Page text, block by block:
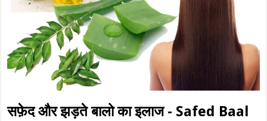
सफ़ेद और झड़ते बालो का इलाज - Safed Baal